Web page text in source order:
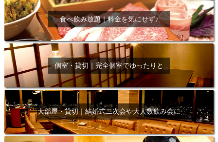
食べ飲み放題｜料金を気にせず♪
個室・貸切｜完全個室でゆったりと
大部屋・貸切｜結婚式二次会や大人数飲み会に